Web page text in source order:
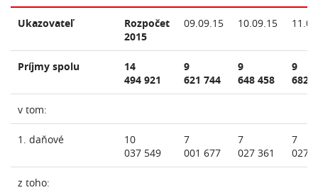
Ukazovateľ
Rozpočet
2015
09.09.15 10.09.15
Príjmy spolu
14
494 921
9
621 744
9
648 458
9
682
v tom:
1. daňové
10
037 549
7
001 677
7
027 361
7
027
z toho: